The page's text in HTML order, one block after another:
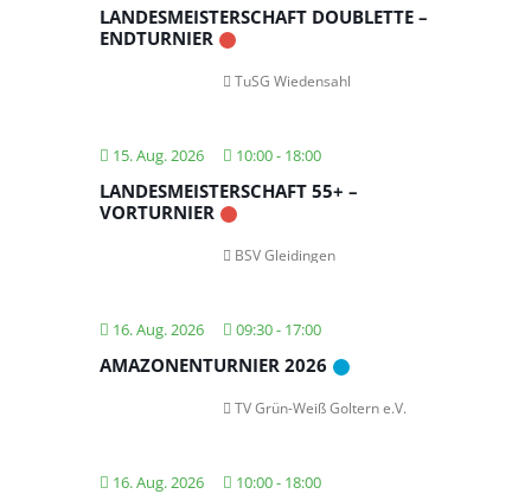
LANDESMEISTERSCHAFT DOUBLETTE –
ENDTURNIER
TuSG Wiedensahl
15. Aug. 2026 10:00- 18:00
LANDESMEISTERSCHAFT 55+ –
VORTURNIER
BSV Gleidingen
16. Aug. 2026 09:30- 17:00
AMAZONENTURNIER 2026
TV Grün-Weiß Goltern e.V.
16. Aug. 2026 10:00- 18:00